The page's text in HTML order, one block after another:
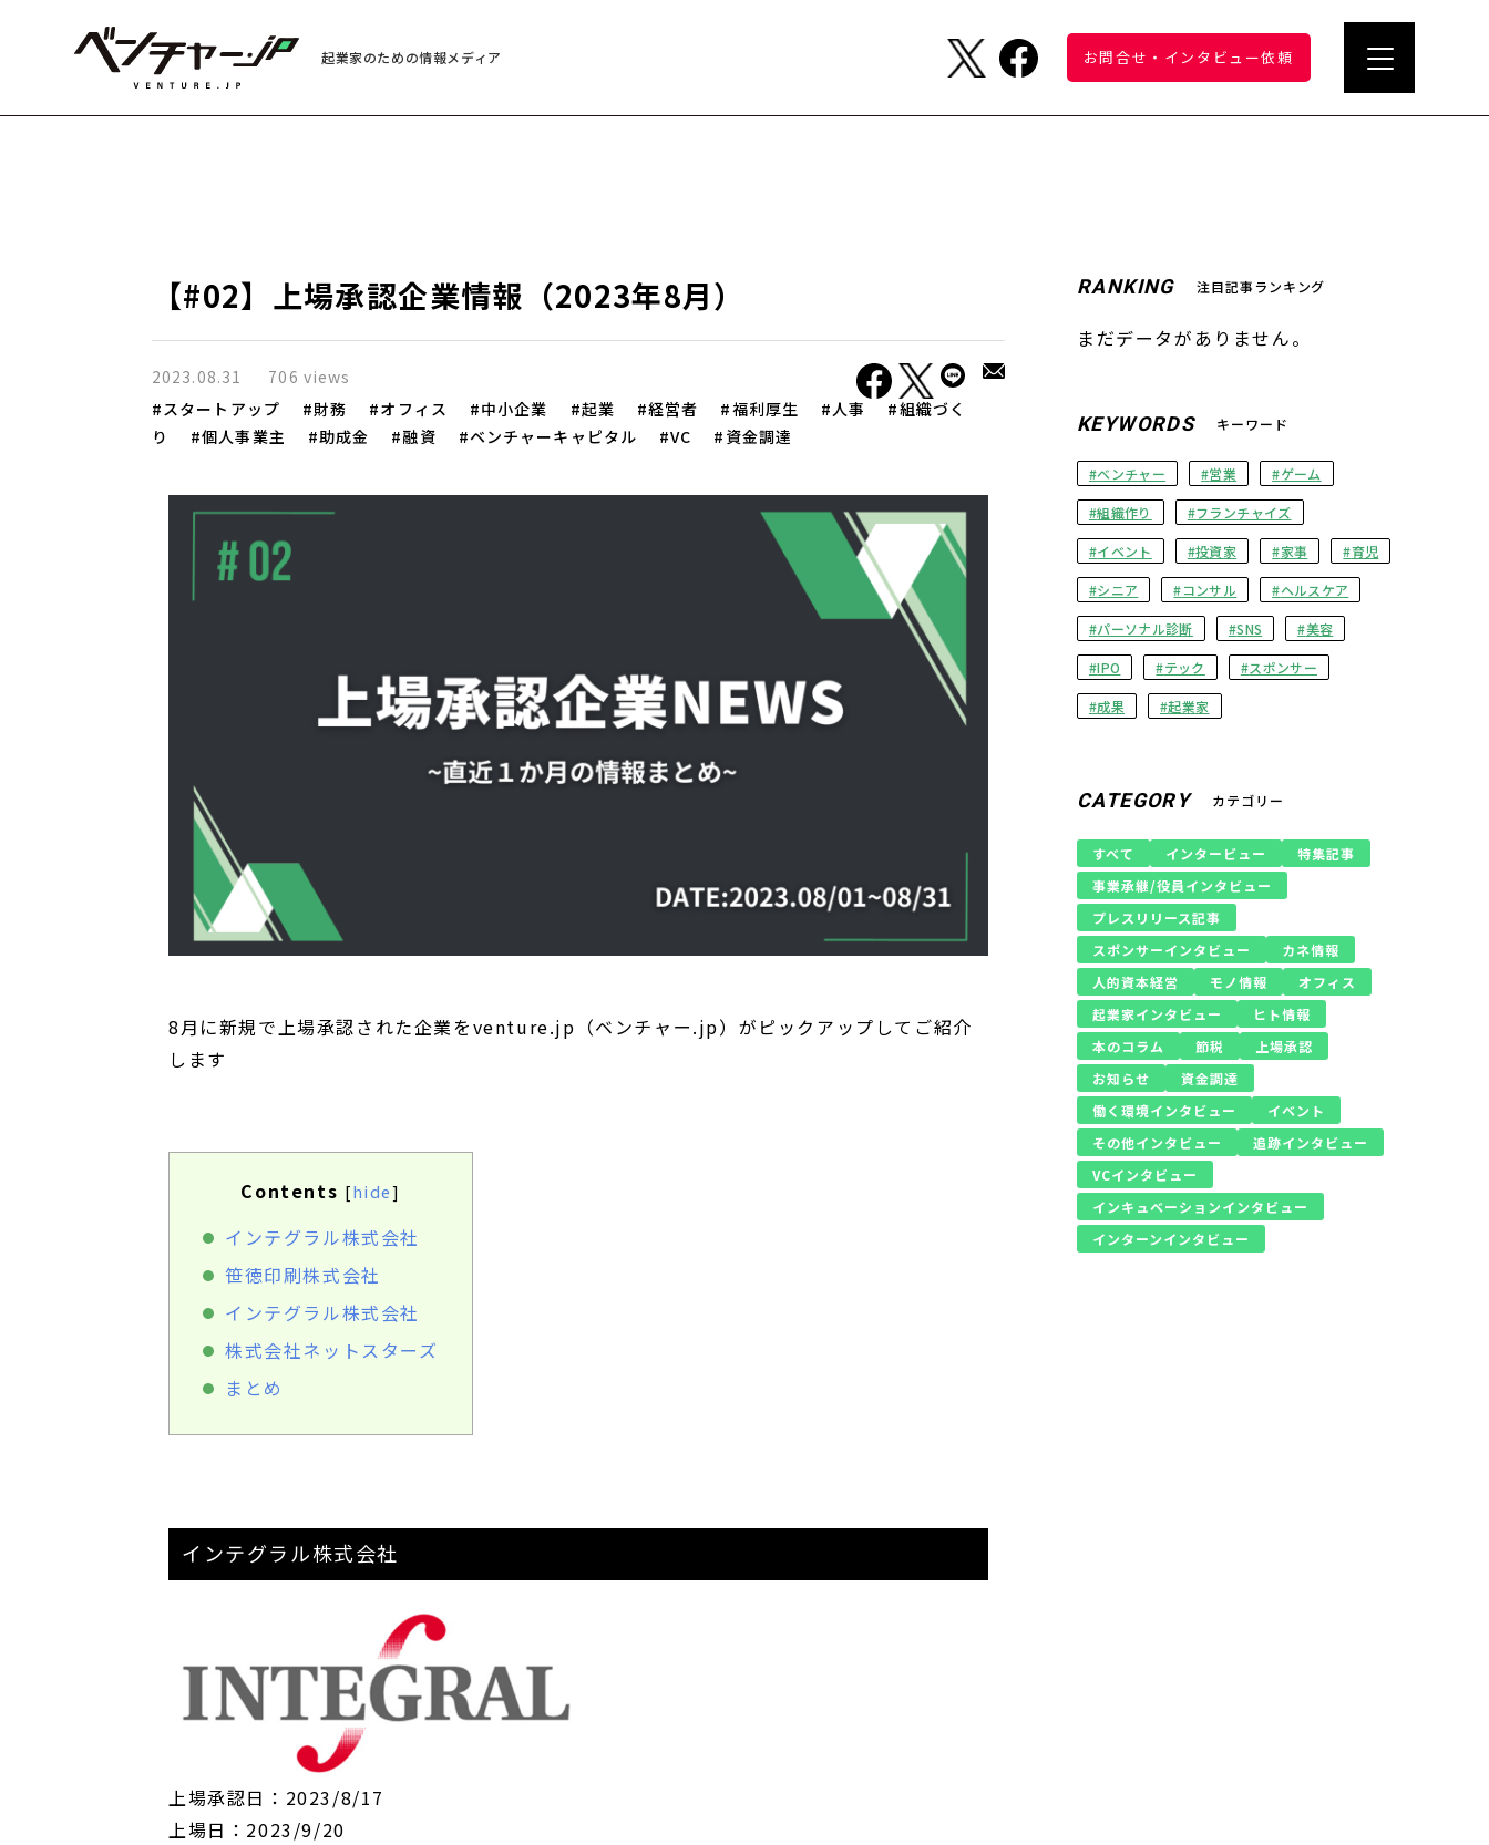
起業家のための情報メディア お問合せ ・ インタビュー依頼
【#02】上場承認企業情報（2023年8月）
2023.08.31
706 views
スタートアップ
財務 オフィス 中小企業 起業 経営者 福利厚生 人事
組織づく
り
個人事業主 助成金 融資 ベンチャーキャピタル VC 資金調達
8月 に新規で上場承認された企業をventure.jp（ベンチャー.jp）がピックアップしてご紹介
します
Contents [hide]
インテグラル株式会社
笹徳印刷株式会社
インテグラル株式会社
株式会社ネットスターズ
まとめ
インテグラル株式会社
上場承認日： 2023/8/17
上場日： 2023/9/20
RANKING 注目記事ランキング
まだデータがありません。
KEYWORDS キーワード
ベンチャー 営業 ゲーム
組織作り フランチャイズ
イベント 投資家 家事 育児
シニア コンサル ヘルスケア
パーソナル診断 SNS 美容
IPO テック スポンサー
成果 起業家
CATEGORY カテゴリー
すべて インタービュー
特集記事
事業承継/役員インタビュー
プレスリリース記事
スポンサーインタビュー
カネ情報
人的資本経営
モノ情報
オフィス
起業家インタビュー
ヒト情報
本のコラム
節税
上場承認
お知らせ
資金調達
働く環境インタビュー
イベント
その他インタビュー
追跡インタビュー
VCインタビュー
インキュベーションインタビュー
インターンインタビュー